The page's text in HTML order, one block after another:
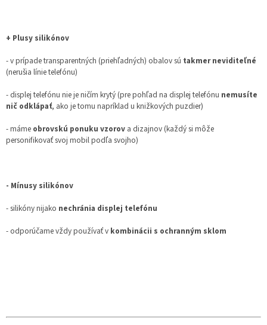
+ Plusy silikónov
- v prípade transparentných (priehľadných) obalov sú takmer neviditeľné
(nerušia línie telefónu)
- displej telefónu nie je ničím krytý (pre pohľad na displej telefónu nemusíte
nič odklápať, ako je tomu napríklad u knižkových puzdier)
- máme obrovskú ponuku vzorov a dizajnov (každý si môže
personifikovať svoj mobil podľa svojho)
- Mínusy silikónov
- silikóny nijako nechránia displej telefónu
- odporúčame vždy používať v kombinácii s ochranným sklom